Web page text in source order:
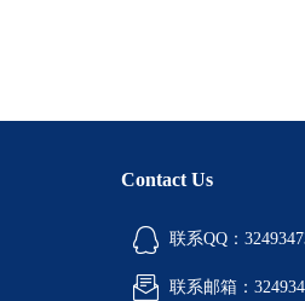
Contact Us
联系QQ：
联系邮箱：